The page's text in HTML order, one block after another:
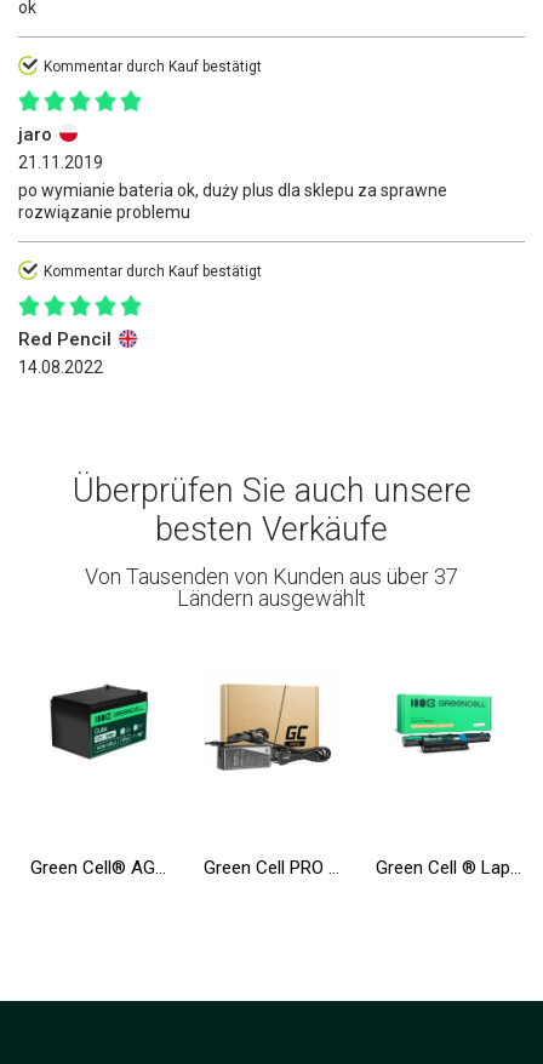
ok
Kommentar durch Kauf bestätigt
jaro
21.11.2019
po wymianie bateria ok, duży plus dla sklepu za sprawne
rozwiązanie problemu
Kommentar durch Kauf bestätigt
Red Pencil
14.08.2022
Überprüfen Sie auch unsere
besten Verkäufe
Von Tausenden von Kunden aus über 37
Ländern ausgewählt
Green Cell® AGM Batterie 12V 12Ah Vlies Wartungsfrei Bleiakku für Elektro Spielzeug UPS Rollstuhl Fahrrad Echolot Scooter Green Cell PRO ® Netzteil / Ladegerät für Laptop Toshiba Satellite A200 L350 A300 A500 A505 A350D A660 L350 L300D Green Cell ® Laptop Akku AS10D31 AS10D41 AS10D51 für Acer Aspire 5733 5741 5742 5742G 5750G E1-571 TravelMate 5740 5742